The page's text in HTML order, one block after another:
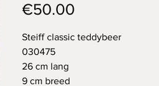
€50.00
Steiff classic teddybeer
030475
26 cm lang
9 cm breed